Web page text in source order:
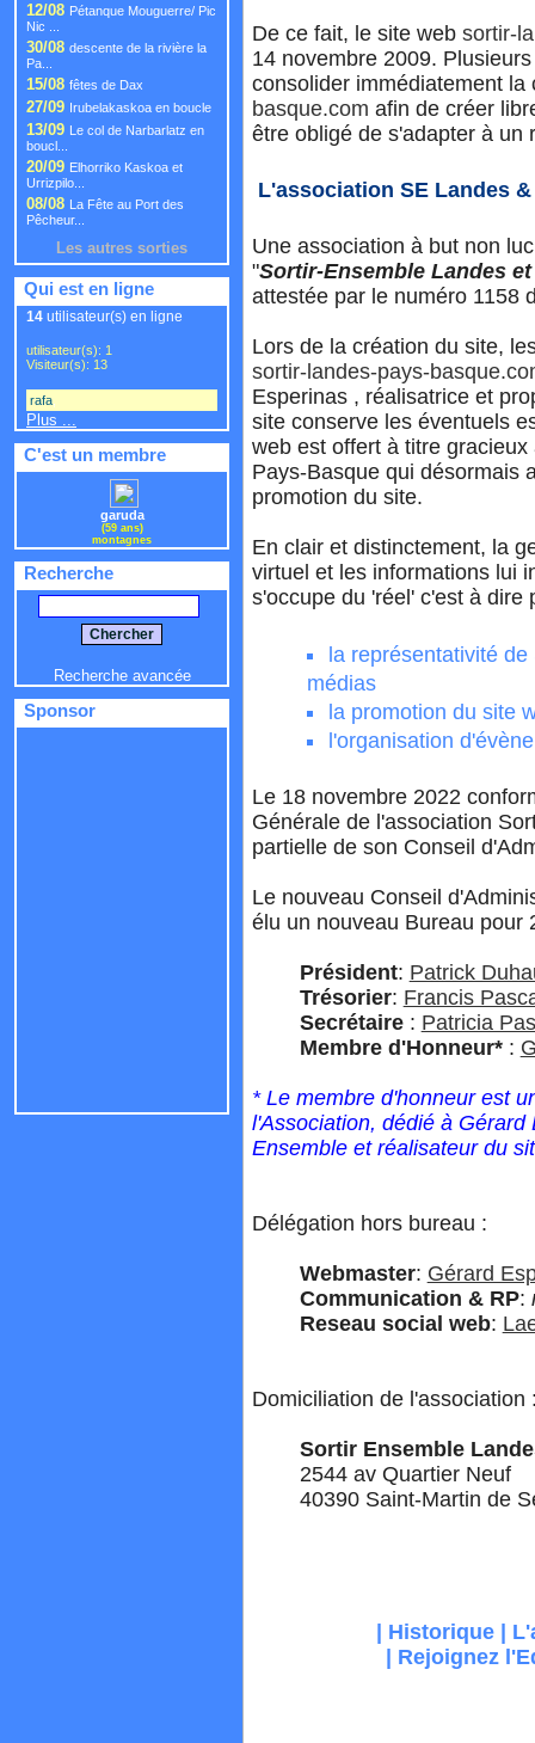
12/08 Pétanque Mouguerre/ Pic
Nic ...
30/08 descente de la rivière la
Pa...
15/08 fêtes de Dax
27/09 Irubelakaskoa en boucle
13/09 Le col de Narbarlatz en
boucl...
20/09 Elhorriko Kaskoa et
Urrizpilo...
08/08 La Fête au Port des
Pêcheur...
Les autres sorties
Qui est en ligne
14 utilisateur(s) en ligne
utilisateur(s): 1
Visiteur(s): 13
rafa
Plus ...
C'est un membre
garuda
(59 ans)
montagnes
Recherche
Recherche avancée
Sponsor
De ce fait, le site web sortir-
14 novembre 2009.
consolider immédiatement
basque.com afin de créer
être obligé de s'adapter à un
L'association SE Landes
Une association à but non
"Sortir-Ensemble Landes
attestée par le numéro 1158
Lors de la création du site,
sortir-landes-pays-
Esperinas , réalisatrice et
site conserve les éventuels
web est offert à titre
Pays-Basque qui désormais
promotion du site.
En clair et distinctement, la
virtuel et les informations lui
s'occupe du 'réel' c'est à dire
la représentativité
médias
la promotion du site
l'organisation
Le 18 novembre 2022
Générale de l'association
partielle de son Conseil
Le nouveau Conseil
élu un nouveau Bureau pour
Président: Patrick
Trésorier: Francis
Secrétaire: Patricia
Membre d'Honneur* :
* Le membre d'honneur est
l'Association, dédié à
Ensemble et réalisateur du
Délégation hors bureau :
Webmaster: Gérard
Communication & RP:
Reseau social web:
Domiciliation de l'association
Sortir Ensemble
2544 av Quartier Neuf
40390 Saint-Martin de
| Historique |
| Rejoignez